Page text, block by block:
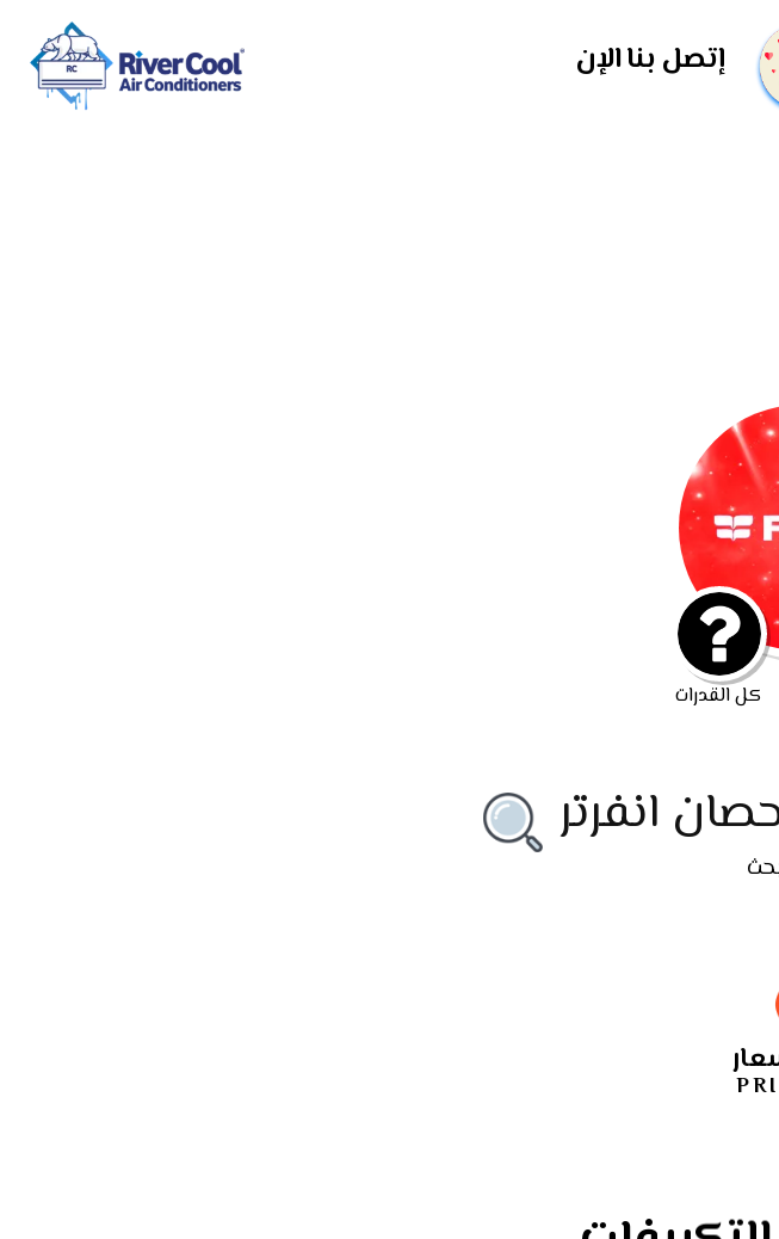
كل القدرات
إتصل بنا الإن